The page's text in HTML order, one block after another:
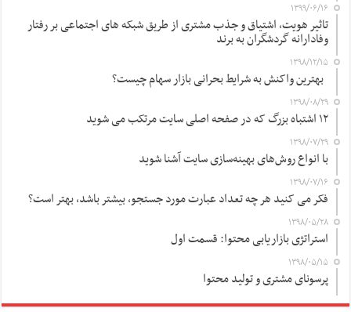
۱۳۹۹/۰۶/۱۶
تاثیر هویت، اشتیاق و جذب مشتری از طریق شبکه های اجتماعی بر رفتار
وفادارانه گردشگران به برند
۱۳۹۸/۱۲/۱۵
بهترین واکنش به شرایط بحرانی بازار سهام چیست؟
۱۳۹۸/۰۸/۲۹
۱۲ اشتباه بزرگ که در صفحه اصلی سایت مرتکب می شوید
۱۳۹۸/۰۷/۲۹
با انواع روش‌های بهینه‌سازی سایت آشنا شوید
۱۳۹۸/۰۷/۱۶
فکر می کنید هر چه تعداد عبارت مورد جستجو، بیشتر باشد، بهتر است؟
۱۳۹۸/۰۵/۲۸
استراتژی بازاریابی محتوا: قسمت اول
۱۳۹۸/۰۵/۱۵
پرسونای مشتری و تولید محتوا